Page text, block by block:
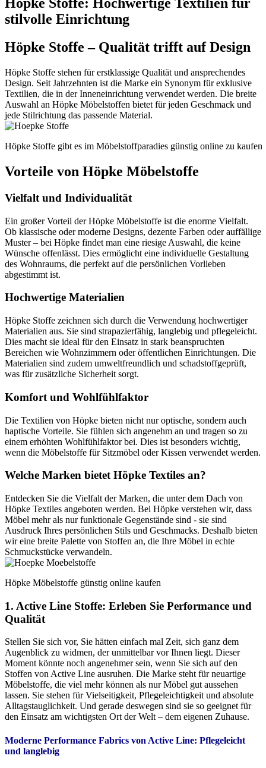
Höpke Stoffe: Hochwertige Textilien für
stilvolle Einrichtung
Höpke Stoffe – Qualität trifft auf Design
Höpke Stoffe stehen für erstklassige Qualität und ansprechendes
Design. Seit Jahrzehnten ist die Marke ein Synonym für exklusive
Textilien, die in der Inneneinrichtung verwendet werden. Die breite
Auswahl an Höpke Möbelstoffen bietet für jeden Geschmack und
jede Stilrichtung das passende Material.
Höpke Stoffe gibt es im Möbelstoffparadies günstig online zu kaufen
Vorteile von Höpke Möbelstoffe
Vielfalt und Individualität
Ein großer Vorteil der Höpke Möbelstoffe ist die enorme Vielfalt.
Ob klassische oder moderne Designs, dezente Farben oder auffällige
Muster – bei Höpke findet man eine riesige Auswahl, die keine
Wünsche offenlässt. Dies ermöglicht eine individuelle Gestaltung
des Wohnraums, die perfekt auf die persönlichen Vorlieben
abgestimmt ist.
Hochwertige Materialien
Höpke Stoffe zeichnen sich durch die Verwendung hochwertiger
Materialien aus. Sie sind strapazierfähig, langlebig und pflegeleicht.
Dies macht sie ideal für den Einsatz in stark beanspruchten
Bereichen wie Wohnzimmern oder öffentlichen Einrichtungen. Die
Materialien sind zudem umweltfreundlich und schadstoffgeprüft,
was für zusätzliche Sicherheit sorgt.
Komfort und Wohlfühlfaktor
Die Textilien von Höpke bieten nicht nur optische, sondern auch
haptische Vorteile. Sie fühlen sich angenehm an und tragen so zu
einem erhöhten Wohlfühlfaktor bei. Dies ist besonders wichtig,
wenn die Möbelstoffe für Sitzmöbel oder Kissen verwendet werden.
Welche Marken bietet Höpke Textiles an?
Entdecken Sie die Vielfalt der Marken, die unter dem Dach von
Höpke Textiles angeboten werden. Bei Höpke verstehen wir, dass
Möbel mehr als nur funktionale Gegenstände sind - sie sind
Ausdruck Ihres persönlichen Stils und Geschmacks. Deshalb bieten
wir eine breite Palette von Stoffen an, die Ihre Möbel in echte
Schmuckstücke verwandeln.
Höpke Möbelstoffe günstig online kaufen
1. Active Line Stoffe: Erleben Sie Performance und
Qualität
Stellen Sie sich vor, Sie hätten einfach mal Zeit, sich ganz dem
Augenblick zu widmen, der unmittelbar vor Ihnen liegt. Dieser
Moment könnte noch angenehmer sein, wenn Sie sich auf den
Stoffen von Active Line ausruhen. Die Marke steht für neuartige
Möbelstoffe, die viel mehr können als nur Möbel gut aussehen
lassen. Sie stehen für Vielseitigkeit, Pflegeleichtigkeit und absolute
Alltagstauglichkeit. Und gerade deswegen sind sie so geeignet für
den Einsatz am wichtigsten Ort der Welt – dem eigenen Zuhause.
Moderne Performance Fabrics von Active Line: Pflegeleicht
und langlebig